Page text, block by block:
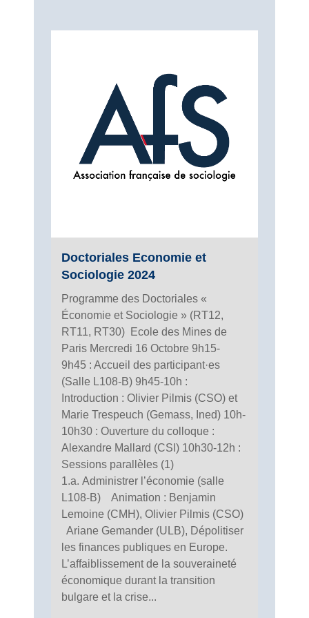
Doctoriales Economie et
Sociologie 2024
Programme des Doctoriales «
Économie et Sociologie » (RT12,
RT11, RT30) Ecole des Mines de
Paris Mercredi 16 Octobre 9h15-
9h45 : Accueil des participant·es
(Salle L108-B) 9h45-10h :
Introduction : Olivier Pilmis (CSO) et
Marie Trespeuch (Gemass, Ined) 10h-
10h30 : Ouverture du colloque :
Alexandre Mallard (CSI) 10h30-12h :
Sessions parallèles (1)
1.a. Administrer l’économie (salle
L108-B) Animation : Benjamin
Lemoine (CMH), Olivier Pilmis (CSO)
Ariane Gemander (ULB), Dépolitiser
les finances publiques en Europe.
L’affaiblissement de la souveraineté
économique durant la transition
bulgare et la crise...